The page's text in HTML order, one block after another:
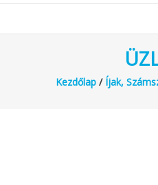
Kezdőlap / Íjak,